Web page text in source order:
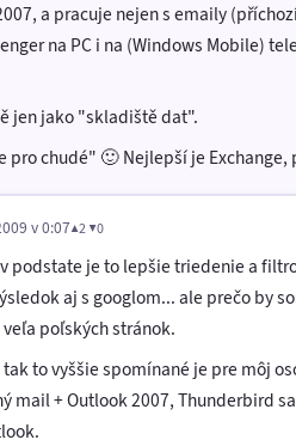
a pracuje nejen s emaily
na PC i na (Windows Mobile)
jen jako "skladiště dat".
pro chudé" 🙂 Nejlepší je
v 0:07▲2 ▼0
podstate je to lepšie triedenie a
aj s googlom... ale prečo by
poľských stránok.
to vyššie spomínané je pre môj
mail + Outlook 2007, Thunderbird